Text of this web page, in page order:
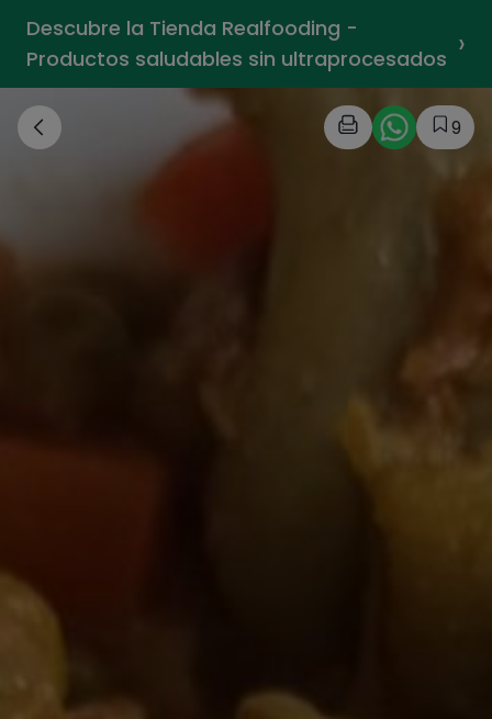
Descubre la Tienda Realfooding -
Productos saludables sin ultraprocesados ›
9